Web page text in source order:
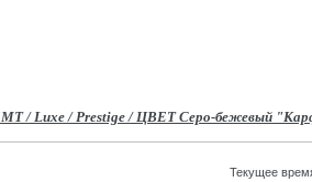
/ Luxe / Prestige / ЦВЕТ Серо-бежевый
Текущее